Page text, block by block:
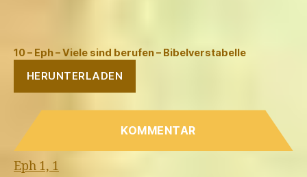
10 – Eph – Viele sind berufen – Bibelverstabelle
HERUNTERLADEN
KOMMENTAR
Eph 1, 1